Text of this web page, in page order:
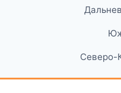
Северо-